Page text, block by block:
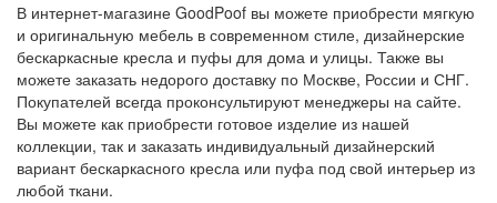
В интернет-магазине GoodPoof вы можете приобрести мягкую
и оригинальную мебель в современном стиле, дизайнерские
бескаркасные кресла и пуфы для дома и улицы. Также вы
можете заказать недорого доставку по Москве, России и СНГ.
Покупателей всегда проконсультируют менеджеры на сайте.
Вы можете как приобрести готовое изделие из нашей
коллекции, так и заказать индивидуальный дизайнерский
вариант бескаркасного кресла или пуфа под свой интерьер из
любой ткани.